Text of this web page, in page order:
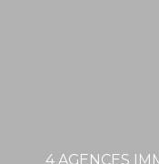
4 AGENCES